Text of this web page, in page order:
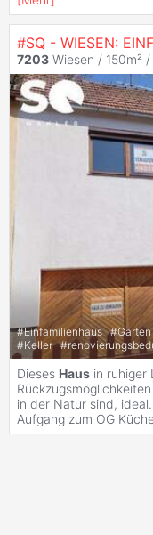
7203 Wiesen / 150m² /
#Einfamilienhaus #Garten
#Keller #
Dieses Haus in ruhiger
in der Natur sind,
Aufgang zum OG